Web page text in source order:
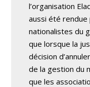
l’organisation
aussi été
nationalistes du
que lorsque la
décision
de la gestion du
que les